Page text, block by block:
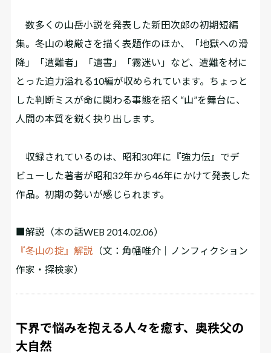
数多くの山岳小説を発表した新田次郎の初期短編
集。冬山の峻厳さを描く表題作のほか、「地獄への滑
降」「遭難者」「遺書」「霧迷い」など、遭難を材に
とった迫力溢れる10編が収められています。ちょっと
した判断ミスが命に関わる事態を招く“山”を舞台に、
人間の本質を鋭く抉り出します。
収録されているのは、昭和30年に『強力伝』でデ
ビューした著者が昭和32年から46年にかけて発表した
作品。初期の勢いが感じられます。
■解説 （本の話WEB 2014.02.06）
『冬山の掟』解説 （文：角幡唯介｜ノンフィクション
作家・探検家）
下界で悩みを抱える人々を癒す、奥秩父の
大自然